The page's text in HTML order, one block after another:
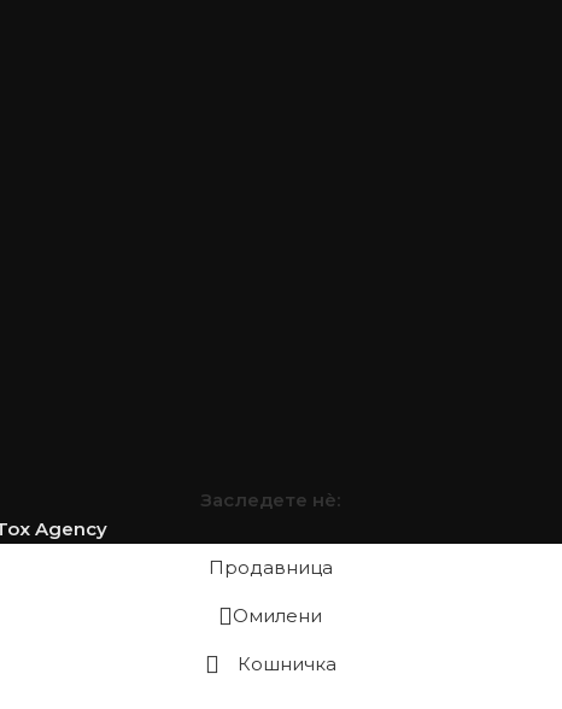
Заследете нѐ:
Agency
Продавница
Омилени
Кошничка